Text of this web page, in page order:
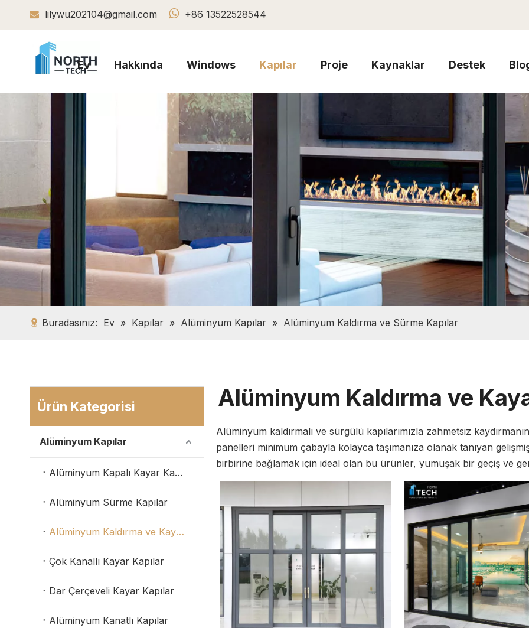
 lilywu202104@gmail.com  +86 13522528544
Ev Hakkında Windows Kapılar Proje Kaynaklar Destek
Buradasınız: Ev » Kapılar » Alüminyum Kapılar » Alüminyum Kaldırma ve Sürme Kapılar
Ürün Kategorisi
Alüminyum Kapılar
Alüminyum Kapalı Kayar Kapılar
Alüminyum Sürme Kapılar
Alüminyum Kaldırma ve Kayar Kapılar
Çok Kanallı Kayar Kapılar
Dar Çerçeveli Kayar Kapılar
Alüminyum Kanatlı Kapılar
Alüminyum Kaldırma ve
Alüminyum kaldırmalı ve sürgülü kapılarımızla zahmetsiz
panelleri minimum çabayla kolayca taşımanıza olanak tanıyan
birbirine bağlamak için ideal olan bu ürünler, yumuşak bir geçiş ve